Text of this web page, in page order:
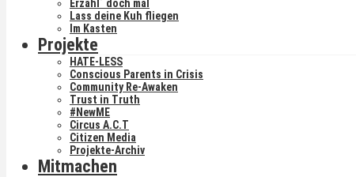
Erzähl´ doch mal
Lass deine Kuh fliegen
Im Kasten
Projekte
HATE-LESS
Conscious Parents in Crisis
Community Re-Awaken
Trust in Truth
#NewME
Circus A.C.T
Citizen Media
Projekte-Archiv
Mitmachen